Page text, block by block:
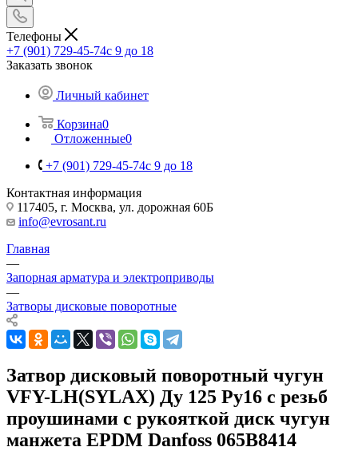
Телефоны
+7 (901) 729-45-74c 9 до 18
Заказать звонок
Личный кабинет
Корзина0
Отложенные0
+7 (901) 729-45-74c 9 до 18
Контактная информация
117405, г. Москва, ул. дорожная 60Б
info@evrosant.ru
Главная
—
Запорная арматура и электроприводы
—
Затворы дисковые поворотные
Затвор дисковый поворотный чугун
VFY-LH(SYLAX) Ду 125 Ру16 с резьб
проушинами с рукояткой диск чугун
манжета EPDM Danfoss 065B8414